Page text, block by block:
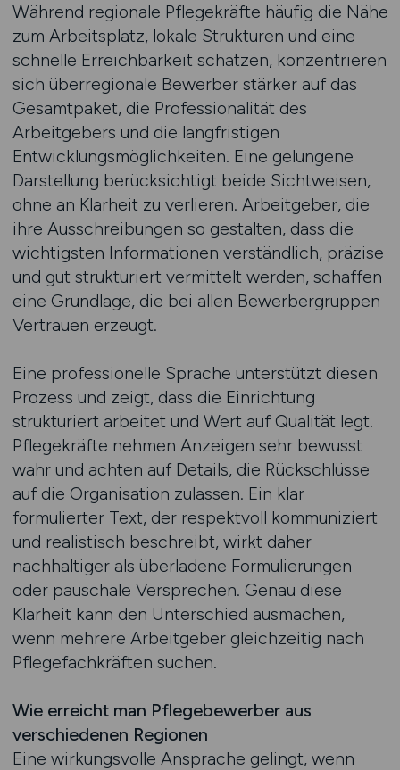
Während regionale Pflegekräfte häufig die Nähe
zum Arbeitsplatz, lokale Strukturen und eine
schnelle Erreichbarkeit schätzen, konzentrieren
sich überregionale Bewerber stärker auf das
Gesamtpaket, die Professionalität des
Arbeitgebers und die langfristigen
Entwicklungsmöglichkeiten. Eine gelungene
Darstellung berücksichtigt beide Sichtweisen,
ohne an Klarheit zu verlieren. Arbeitgeber, die
ihre Ausschreibungen so gestalten, dass die
wichtigsten Informationen verständlich, präzise
und gut strukturiert vermittelt werden, schaffen
eine Grundlage, die bei allen Bewerbergruppen
Vertrauen erzeugt.
Eine professionelle Sprache unterstützt diesen
Prozess und zeigt, dass die Einrichtung
strukturiert arbeitet und Wert auf Qualität legt.
Pflegekräfte nehmen Anzeigen sehr bewusst
wahr und achten auf Details, die Rückschlüsse
auf die Organisation zulassen. Ein klar
formulierter Text, der respektvoll kommuniziert
und realistisch beschreibt, wirkt daher
nachhaltiger als überladene Formulierungen
oder pauschale Versprechen. Genau diese
Klarheit kann den Unterschied ausmachen,
wenn mehrere Arbeitgeber gleichzeitig nach
Pflegefachkräften suchen.
Wie erreicht man Pflegebewerber aus
verschiedenen Regionen
Eine wirkungsvolle Ansprache gelingt, wenn